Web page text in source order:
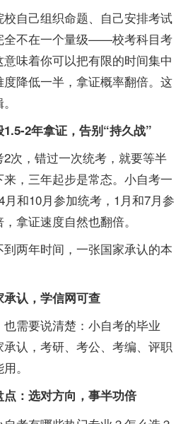
自己组织命题、自己安排考试
全不在一个量级——校考科目考
意味着你可以把有限的时间集中
降低一半，拿证概率翻倍。这
2年拿证，告别“持久战”
次，错过一次统考，就要等半
，三年起步是常态。 小自考一
和10月参加统考，1月和7月参
拿证速度自然也翻倍。
两年时间，一张国家承认的本
认，学信网可查
需要说清楚： 小自考的毕业
认，考研、考公、考编、评职
。
点：选对方向， 事半功倍